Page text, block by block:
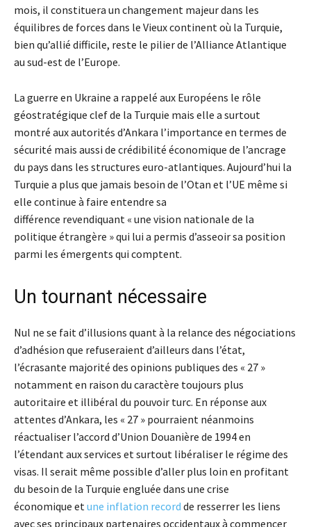
mois, il constituera un changement majeur dans les
équilibres de forces dans le Vieux continent où la Turquie,
bien qu’allié difficile, reste le pilier de l’Alliance Atlantique
au sud-est de l’Europe.
La guerre en Ukraine a rappelé aux Européens le rôle
géostratégique clef de la Turquie mais elle a surtout
montré aux autorités d’Ankara l’importance en termes de
sécurité mais aussi de crédibilité économique de l’ancrage
du pays dans les structures euro-atlantiques. Aujourd’hui la
Turquie a plus que jamais besoin de l’Otan et l’UE même si
elle continue à faire entendre sa
différence revendiquant « une vision nationale de la
politique étrangère » qui lui a permis d’asseoir sa position
parmi les émergents qui comptent.
Un tournant nécessaire
Nul ne se fait d’illusions quant à la relance des négociations
d’adhésion que refuseraient d’ailleurs dans l’état,
l’écrasante majorité des opinions publiques des « 27 »
notamment en raison du caractère toujours plus
autoritaire et illibéral du pouvoir turc. En réponse aux
attentes d’Ankara, les « 27 » pourraient néanmoins
réactualiser l’accord d’Union Douanière de 1994 en
l’étendant aux services et surtout libéraliser le régime des
visas. Il serait même possible d’aller plus loin en profitant
du besoin de la Turquie engluée dans une crise
économique et une inflation record de resserrer les liens
avec ses principaux partenaires occidentaux à commencer